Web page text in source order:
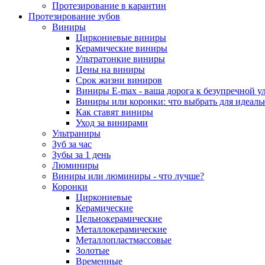
Протезирование в карантин
Протезирование зубов
Виниры
Циркониевые виниры
Керамические виниры
Ультратонкие виниры
Цены на виниры
Срок жизни виниров
Виниры E-max - ваша дорога к безупречной
Виниры или коронки: что выбрать для
Как ставят виниры
Уход за винирами
Ультраниры
Зуб за час
Зубы за 1 день
Люминиры
Виниры или люминиры - что лучше?
Коронки
Циркониевые
Керамические
Цельнокерамические
Металлокерамические
Металлопластмассовые
Золотые
Временные